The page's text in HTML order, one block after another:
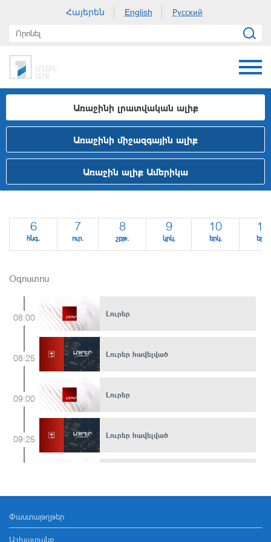
Հայերեն English Русский
Առաջինի լրատվական ալիք
Առաջինի միջազգային ալիք
Առաջին ալիք Ամերիկա
6
հնգ.
7
ուր.
8
շբթ.
9
կրկ.
10
երկ.
11
երք.
Օգոստոս
Լուրեր
08:00
Լուրեր հավելված
08:25
Լուրեր
09:00
Լուրեր հավելված
09:25
10:20
Փաստաթղթեր
Աշխատանք